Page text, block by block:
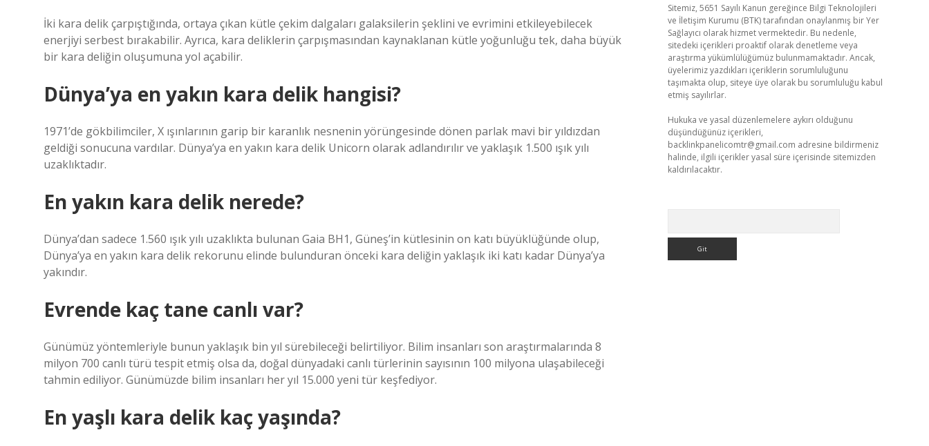
İki kara delik çarpıştığında, ortaya çıkan kütle çekim dalgaları galaksilerin şeklini ve evrimini etkileyebilecek
enerjiyi serbest bırakabilir. Ayrıca, kara deliklerin çarpışmasından kaynaklanan kütle yoğunluğu tek, daha büyük
bir kara deliğin oluşumuna yol açabilir.
Dünya’ya en yakın kara delik hangisi?
1971’de gökbilimciler, X ışınlarının garip bir karanlık nesnenin yörüngesinde dönen parlak mavi bir yıldızdan
geldiği sonucuna vardılar. Dünya’ya en yakın kara delik Unicorn olarak adlandırılır ve yaklaşık 1.500 ışık yılı
uzaklıktadır.
En yakın kara delik nerede?
Dünya’dan sadece 1.560 ışık yılı uzaklıkta bulunan Gaia BH1, Güneş’in kütlesinin on katı büyüklüğünde olup,
Dünya’ya en yakın kara delik rekorunu elinde bulunduran önceki kara deliğin yaklaşık iki katı kadar Dünya’ya
yakındır.
Evrende kaç tane canlı var?
Günümüz yöntemleriyle bunun yaklaşık bin yıl sürebileceği belirtiliyor. Bilim insanları son araştırmalarında 8
milyon 700 canlı türü tespit etmiş olsa da, doğal dünyadaki canlı türlerinin sayısının 100 milyona ulaşabileceği
tahmin ediliyor. Günümüzde bilim insanları her yıl 15.000 yeni tür keşfediyor.
En yaşlı kara delik kaç yaşında?
Sitemiz, 5651 Sayılı Kanun gereğince Bilgi Teknolojileri
ve İletişim Kurumu (BTK) tarafından onaylanmış bir Yer
Sağlayıcı olarak hizmet vermektedir. Bu nedenle,
sitedeki içerikleri proaktif olarak denetleme veya
araştırma yükümlülüğümüz bulunmamaktadır. Ancak,
üyelerimiz yazdıkları içeriklerin sorumluluğunu
taşımakta olup, siteye üye olarak bu sorumluluğu kabul
etmiş sayılırlar.
Hukuka ve yasal düzenlemelere aykırı olduğunu
düşündüğünüz içerikleri,
backlinkpanelicomtr@gmail.com adresine bildirmeniz
halinde, ilgili içerikler yasal süre içerisinde sitemizden
kaldırılacaktır.